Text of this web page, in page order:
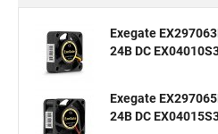
Exegate
24В DC
Exegate
24В DC